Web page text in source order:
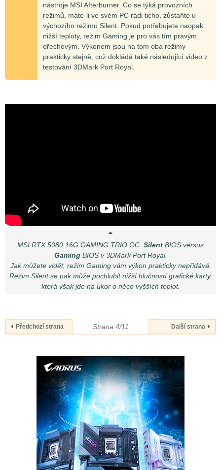
nástroje MSI Afterburner. Co se týká provozních
režimů, máte-li ve svém PC rádi ticho, zůstaňte u
výchozího režimu Silent. Pokud potřebujete naopak
nižší teploty, režim Gaming je pro vás tím pravým
ořechovým. Výkonem jsou na tom oba režimy
prakticky stejně, což dokládá také následující video z
testování 3DMark Port Royal.
MSI RTX 5080 16G GAMING TRIO OC: Silent BIOS versus
GamingBIOS v 3DMark Port Royal.
Jak můžete vidět, režim Gaming vám výkon prakticky nepřidává.
Režim Silent se pak může pochlubit nižší hlučností grafické karty,
která však jde na úkor o něco vyšších teplot.
Předchozí strana Strana 4/11 Další strana